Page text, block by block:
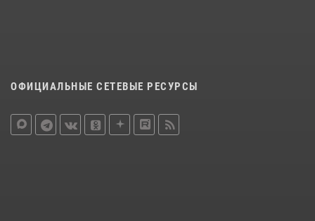
ОФИЦИАЛЬНЫЕ СЕТЕВЫЕ РЕСУРСЫ